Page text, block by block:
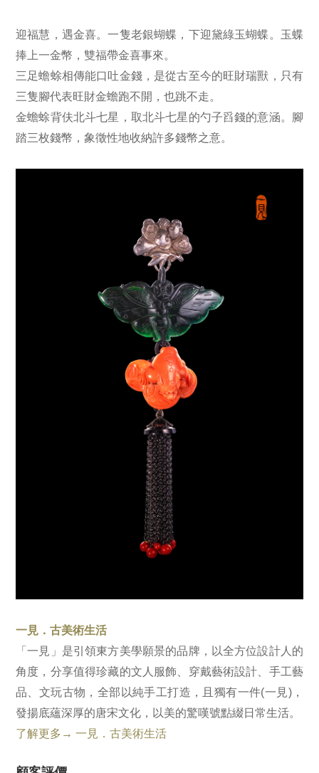
迎福慧，遇金喜。一隻老銀蝴蝶，下迎黛綠玉蝴蝶。玉蝶
捧上一金幣，雙福帶金喜事來。
三足蟾蜍相傳能口吐金錢，是從古至今的旺財瑞獸，只有
三隻腳代表旺財金蟾跑不開，也跳不走。
金蟾蜍背伕北斗七星，取北斗七星的勺子舀錢的意涵。腳
踏三枚錢幣，象徵性地收納許多錢幣之意。
一見．古美術生活
「一見」是引領東方美學願景的品牌，以全方位設計人的
角度，分享值得珍藏的文人服飾、穿戴藝術設計、手工藝
品、文玩古物，全部以純手工打造，且獨有一件(一見)，
發揚底蘊深厚的唐宋文化，以美的驚嘆號點綴日常生活。
了解更多→ 一見．古美術生活